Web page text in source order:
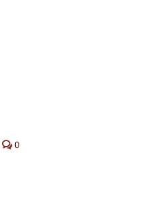
0